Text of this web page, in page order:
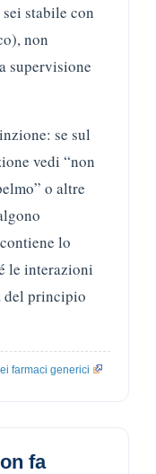
stabile con
non
supervisione
se sul
vedi “non
o altre
lo
le interazioni
del principio
farmaci generici
fa